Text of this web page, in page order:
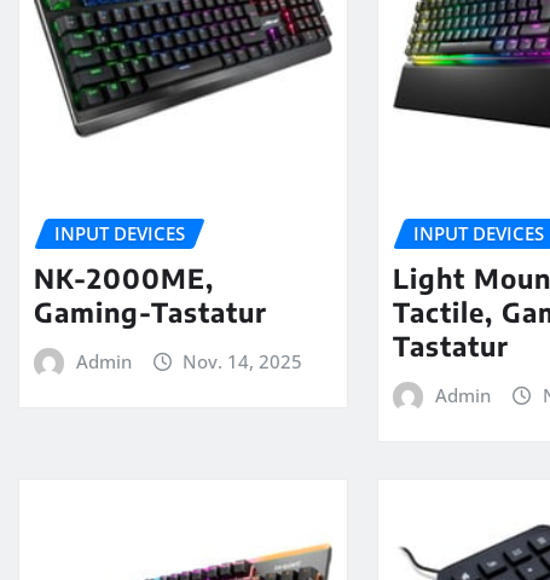
INPUT DEVICES
NK-2000ME,
Gaming-Tastatur
Admin Nov. 14, 2025
INPUT DEVICES
Light
Tactile,
Tastatur
Admin